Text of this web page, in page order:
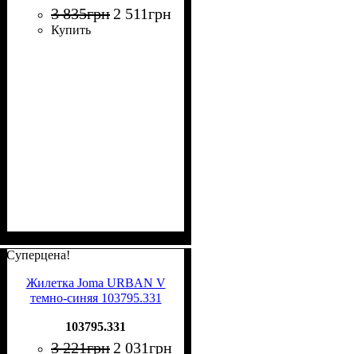
3 835грн 2 511грн
Купить
Суперцена!
Жилетка Joma URBAN V
темно-синяя 103795.331
103795.331
3 221грн 2 031грн